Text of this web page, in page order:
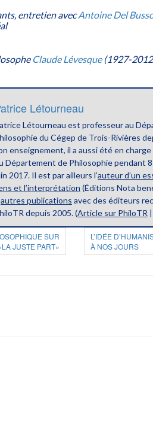
entretien avecAntoine Del
Claude Lévesque(1927-
Létourneau
Létourneau est professeur au
du Cégep de Trois-Rivières
enseignement, il a aussi été en
Département de Philosophie pendant 8
2017. Il est par ailleurs l’auteur d’un
et l’interprétation (Éditions Nota
autres publications avec des éditeurs
depuis 2005. (Article sur PhiloTR |
SUR
JUSTE PART»
L’IDÉE
À NOS JOURS